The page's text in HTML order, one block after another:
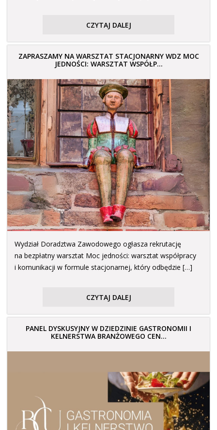
CZYTAJ DALEJ
ZAPRASZAMY NA WARSZTAT STACJONARNY WDZ MOC
JEDNOŚCI: WARSZTAT WSPÓŁP...
Wydział Doradztwa Zawodowego ogłasza rekrutację
na bezpłatny warsztat Moc jedności: warsztat współpracy
i komunikacji w formule stacjonarnej, który odbędzie […]
CZYTAJ DALEJ
PANEL DYSKUSYJNY W DZIEDZINIE GASTRONOMII I
KELNERSTWA BRANŻOWEGO CEN...